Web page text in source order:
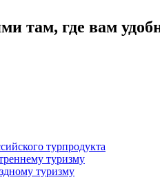
там, где вам
турпродукта
туризму
туризму